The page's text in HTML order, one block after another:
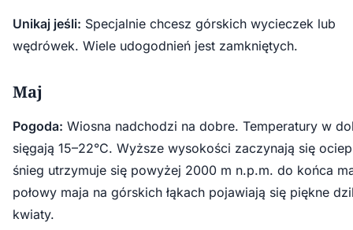
Unikaj jeśli: Specjalnie chcesz górskich wycieczek lub
wędrówek. Wiele udogodnień jest zamkniętych.
Maj
Pogoda: Wiosna nadchodzi na dobre. Temperatury w
sięgają 15–22°C. Wyższe wysokości zaczynają się
śnieg utrzymuje się powyżej 2000 m n.p.m. do końca
połowy maja na górskich łąkach pojawiają się piękne
kwiaty.